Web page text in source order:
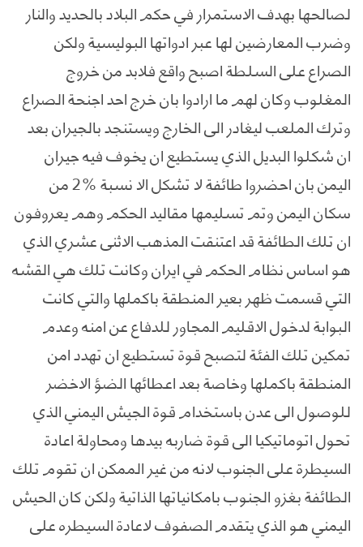
لصالحها بهدف الاستمرار في حكم البلاد بالحديد والنار
وضرب المعارضين لها عبر ادواتها البوليسية ولكن
الصراع على السلطة اصبح واقع فلابد من خروج
المغلوب وكان لهم ما ارادوا بان خرج احد اجنحة الصراع
وترك الملعب ليغادر الى الخارج ويستنجد بالجيران بعد
ان شكلوا البديل الذي يستطيع ان يخوف فيه جيران
اليمن بان احضروا طائفة لا تشكل الا نسبة 2‎%‎ من
سكان اليمن وتم تسليمها مقاليد الحكم وهم يعروفون
ان تلك الطائفة قد اعتنقت المذهب الاثنى عشري الذي
هو اساس نظام الحكم في ايران وكانت تلك هي القشه
التي قسمت ظهر بعير المنطقة باكملها والتي كانت
البوابة لدخول الاقليم المجاور للدفاع عن امنه وعدم
تمكين تلك الفئة لتصبح قوة تستطيع ان تهدد امن
المنطقة باكملها وخاصة بعد اعطائها الضؤ الاخضر
للوصول الى عدن باستخدام قوة الجيش اليمني الذي
تحول اتوماتيكيا الى قوة ضاربه بيدها ومحاولة اعادة
السيطرة على الجنوب لانه من غير الممكن ان تقوم تلك
الطائفة بغزو الجنوب بامكانياتها الذاتية ولكن كان الحيش
اليمني هو الذي يتقدم الصفوف لاعادة السيطره على